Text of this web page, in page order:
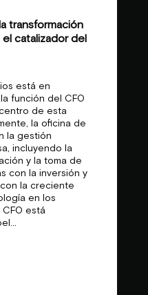
transformación
catalizador del
está en
función del CFO
de esta
la oficina de
la gestión
incluyendo la
y la toma de
con la inversión y
la creciente
en los
está